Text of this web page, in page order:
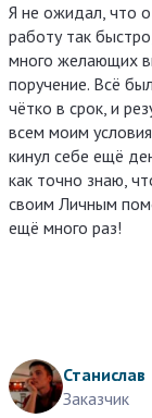
Я не ожидал, что
работу так
много желающих
поручение. Всё
чётко в срок, и
всем моим
кинул себе ещё
как точно знаю,
своим Личным
ещё много раз!
Станислав
Заказчик